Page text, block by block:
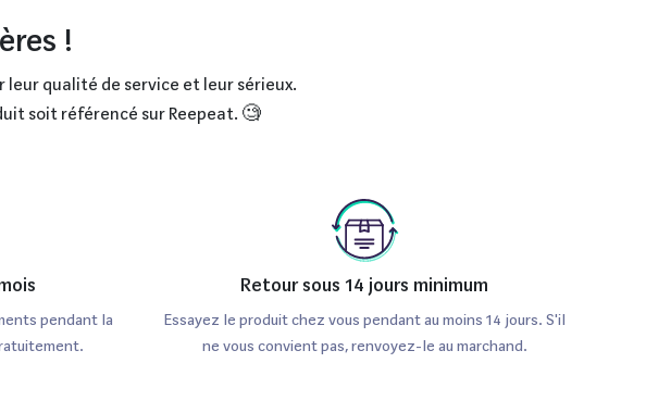
!
leur qualité de service et leur sérieux.
soit référencé sur Reepeat. 🧐
pendant la
Retour sous 14 jours minimum
Essayez le produit chez vous pendant au moins 14 jours. S'il
ne vous convient pas, renvoyez-le au marchand.